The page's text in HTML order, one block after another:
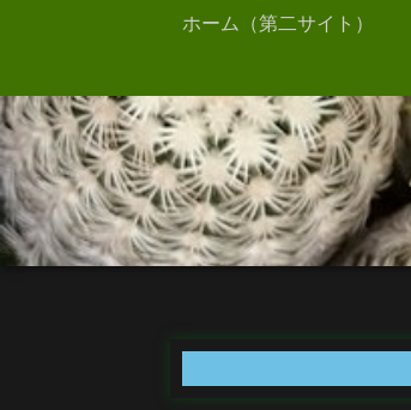
ホーム（第二サイト）